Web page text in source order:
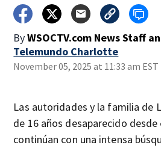
ByWSOCTV.com News Staff
Telemundo Charlotte
November 05, 2025 at 11:33 am EST
Las autoridades y la familia de
de 16 años desaparecido
continúan con una intensa